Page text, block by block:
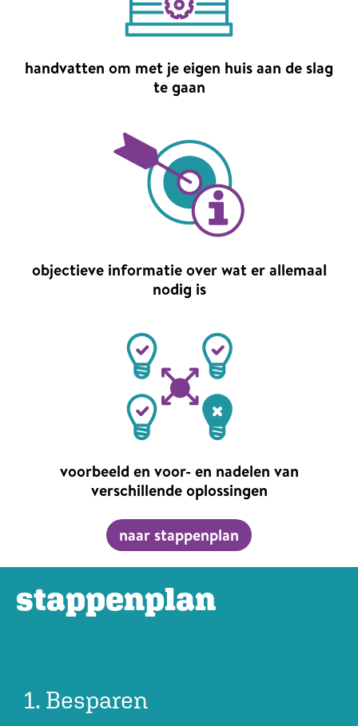
handvatten om met je eigen huis aan de slag
te gaan
objectieve informatie over wat er allemaal
nodig is
voorbeeld en voor- en nadelen van
verschillende oplossingen
naar stappenplan
stappenplan
1. Besparen